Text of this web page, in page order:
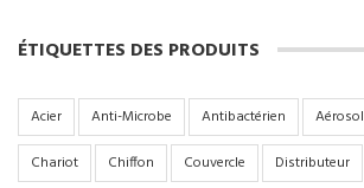
ÉTIQUETTES DES PRODUITS
Acier Anti-Microbe Antibactérien Aérosol
Chariot
Chiffon Couvercle Distributeur